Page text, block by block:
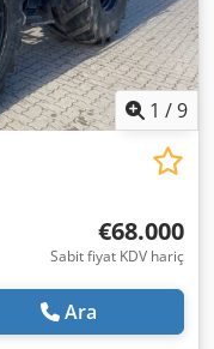
1 /9
€68.000
Sabit fiyat KDV hariç
Ara